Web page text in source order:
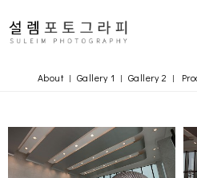
About | Gallery 1 | Gallery 2 |